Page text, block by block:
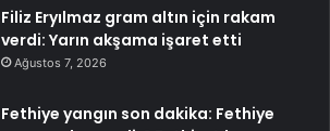
Filiz Eryılmaz gram altın için rakam
verdi: Yarın akşama işaret etti
Ağustos 7, 2026
Fethiye yangın son dakika: Fethiye